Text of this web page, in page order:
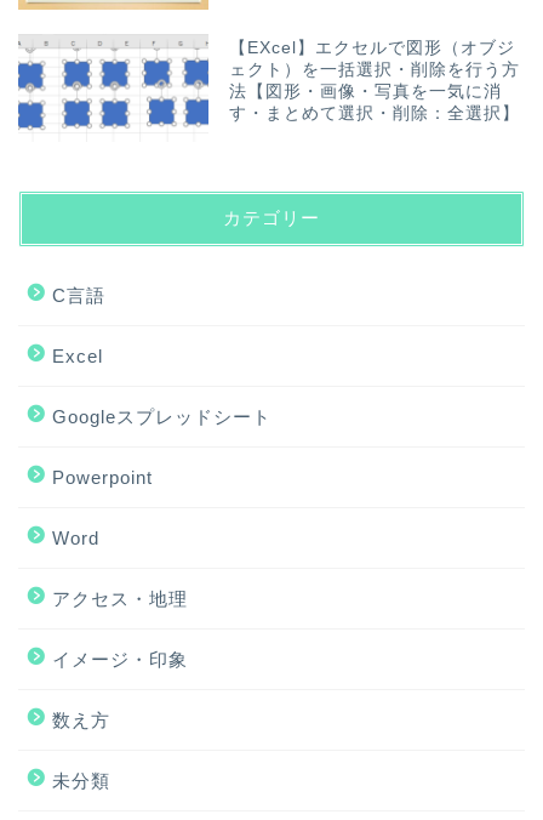
【EXcel】エクセルで図形（オブジ
ェクト）を一括選択・削除を行う方
法【図形・画像・写真を一気に消
す・まとめて選択・削除：全選択】
カテゴリー
C言語
Excel
Googleスプレッドシート
Powerpoint
Word
アクセス・地理
イメージ・印象
数え方
未分類